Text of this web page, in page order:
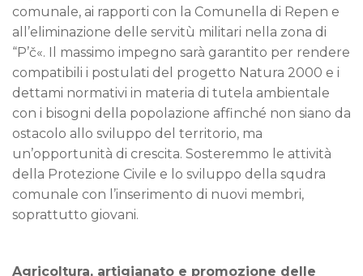
comunale, ai rapporti con la Comunella di Repen e
all’eliminazione delle servitù militari nella zona di
“P’č«. Il massimo impegno sarà garantito per rendere
compatibili i postulati del progetto Natura 2000 e i
dettami normativi in materia di tutela ambientale
con i bisogni della popolazione affinché non siano da
ostacolo allo sviluppo del territorio, ma
un’opportunità di crescita. Sosteremmo le attività
della Protezione Civile e lo sviluppo della squdra
comunale con l’inserimento di nuovi membri,
soprattutto giovani.
Agricoltura, artigianato e promozione delle